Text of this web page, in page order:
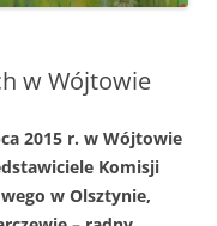
w Wójtowie
2015 r. w Wójtowie
Komisji
w Olsztynie,